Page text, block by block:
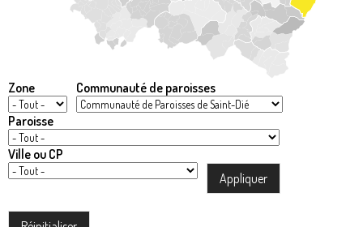
Zone Communauté de paroisses
Paroisse
Ville ou CP